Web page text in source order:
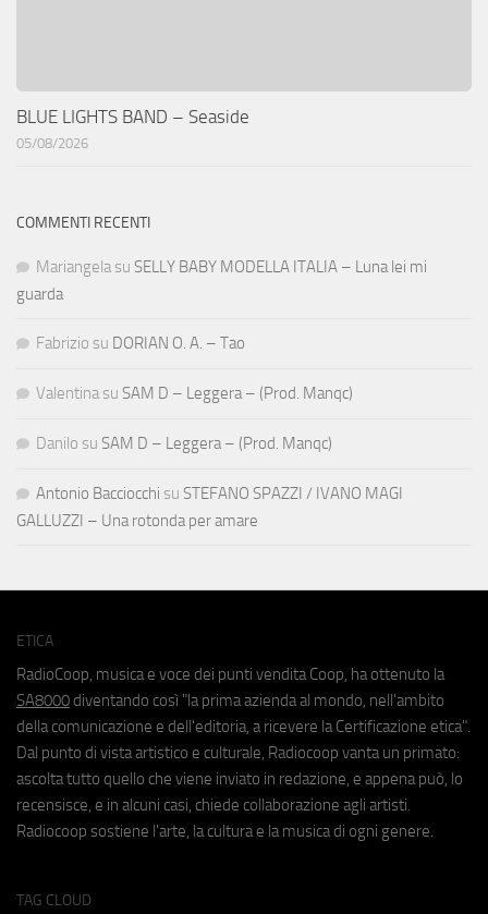
BLUE LIGHTS BAND – Seaside
05/08/2026
COMMENTI RECENTI
Mariangela su SELLY BABY MODELLA ITALIA – Luna lei mi
guarda
Fabrizio su DORIAN O. A. – Tao
Valentina su SAM D – Leggera – (Prod. Manqc)
Danilo su SAM D – Leggera – (Prod. Manqc)
Antonio Bacciocchi su STEFANO SPAZZI / IVANO MAGI
GALLUZZI – Una rotonda per amare
ETICA
RadioCoop, musica e voce dei punti vendita Coop, ha ottenuto la
SA8000 diventando così "la prima azienda al mondo, nell'ambito
della comunicazione e dell'editoria, a ricevere la Certificazione etica".
Dal punto di vista artistico e culturale, Radiocoop vanta un primato:
ascolta tutto quello che viene inviato in redazione, e appena può, lo
recensisce, e in alcuni casi, chiede collaborazione agli artisti.
Radiocoop sostiene l'arte, la cultura e la musica di ogni genere.
TAG CLOUD